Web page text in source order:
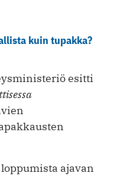
kuin tupakka?
esitti
ajavan